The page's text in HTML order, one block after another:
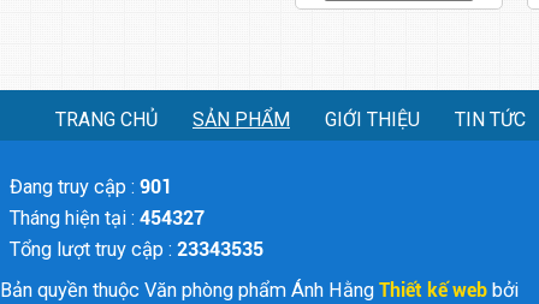
TRANG CHỦ SẢN PHẨM GIỚI THIỆU TIN TỨC
Đang truy cập : 901
Tháng hiện tại : 454327
Tổng lượt truy cập : 23343535
Bản quyền thuộc Văn phòng phẩm Ánh Hằng Thiết kế web bởi